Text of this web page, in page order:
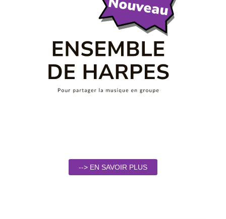
--> EN SAVOIR PLUS